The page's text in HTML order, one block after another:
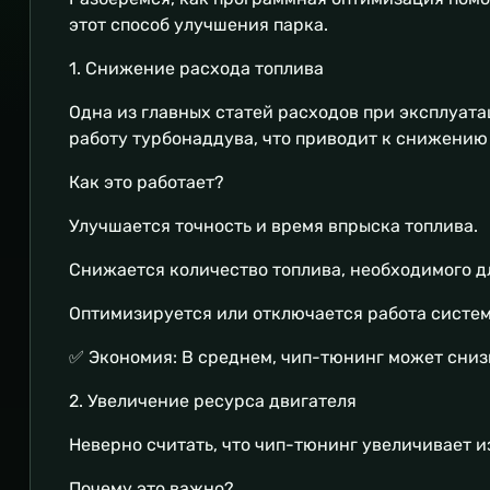
этот способ улучшения парка.
1. Снижение расхода топлива
Одна из главных статей расходов при
работу турбонаддува, что приводит к
Как это работает?
Улучшается точность и время впрыска топлива.
Снижается количество топлива, необходимого
Оптимизируется или отключается работа
✅ Экономия: В среднем, чип-тюнинг может
2. Увеличение ресурса двигателя
Неверно считать, что чип-тюнинг увеличивает